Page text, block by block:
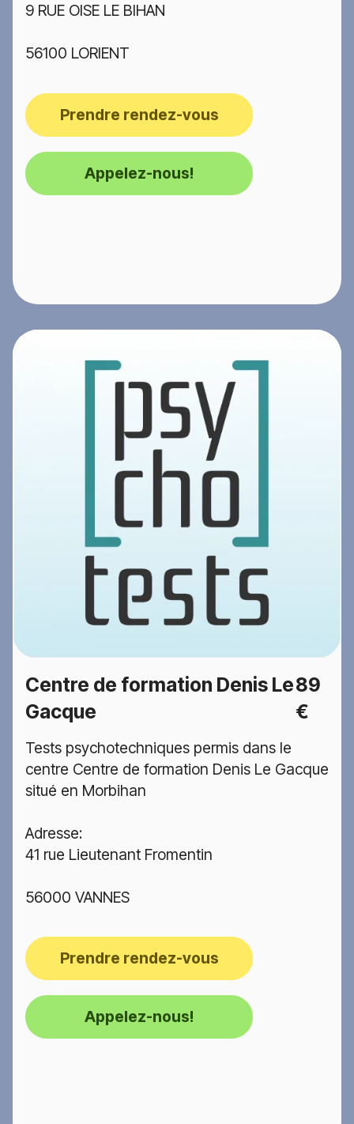
9 RUE OISE LE BIHAN
56100 LORIENT
Prendre rendez-vous
Appelez-nous!
Centre de formation Denis Le
Gacque
89
€
Tests psychotechniques permis dans le
centre Centre de formation Denis Le Gacque
situé en Morbihan
Adresse:
41 rue Lieutenant Fromentin
56000 VANNES
Prendre rendez-vous
Appelez-nous!